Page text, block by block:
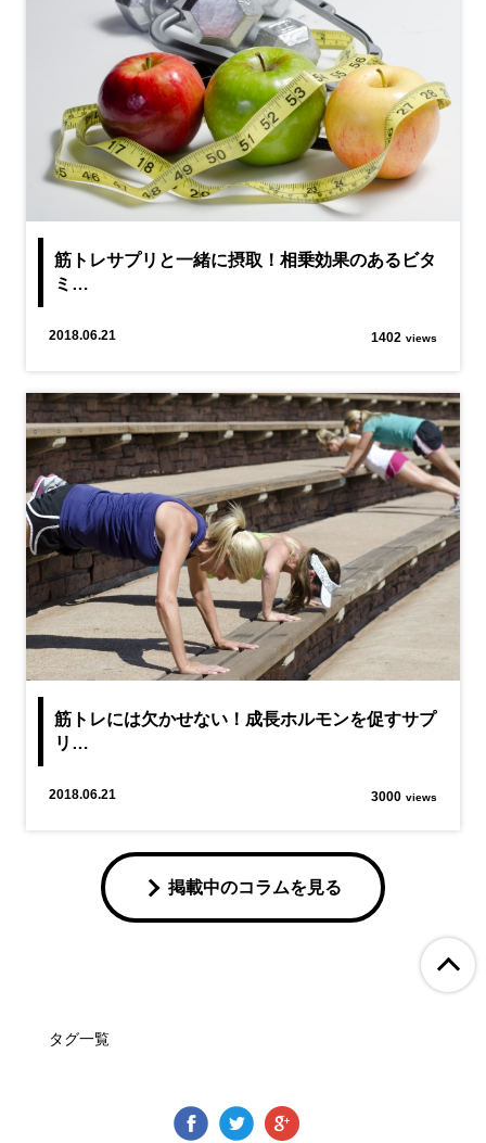
筋トレサプリと一緒に摂取！相乗効果のあるビタ
ミ…
2018.06.21 1402 views
筋トレには欠かせない！成長ホルモンを促すサプ
リ…
2018.06.21 3000 views
掲載中のコラムを見る
タグ一覧